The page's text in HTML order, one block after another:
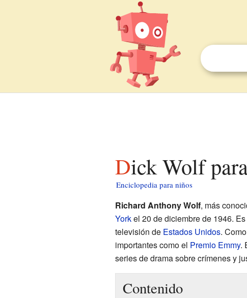
Dick Wolf
Enciclopedia para niños
Richard Anthony Wolf, más
Yorkel 20 de diciembre de 1946.
televisión de Estados Unidos.
importantes como el Premio Emmy.
series de drama sobre crímenes y
Contenido